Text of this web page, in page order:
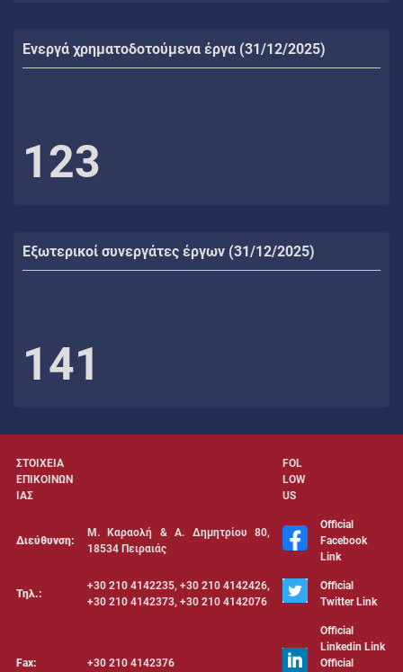
Ενεργά χρηματοδοτούμενα έργα (31/12/2025)
123
Εξωτερικοί συνεργάτες έργων (31/12/2025)
141
ΣΤΟΙΧΕΙΑ
ΕΠΙΚΟΙΝΩΝ
ΙΑΣ
FOL
LOW
US
Διεύθυνση:
Μ. Καραολή & Α. Δημητρίου 80,
18534 Πειραιάς
Official
Facebook
Link
Τηλ.:
+30 210 4142235, +30 210 4142426,
+30 210 4142373, +30 210 4142076
Official
Twitter Link
Fax: +30 210 4142376
Official
Linkedin Link
Official